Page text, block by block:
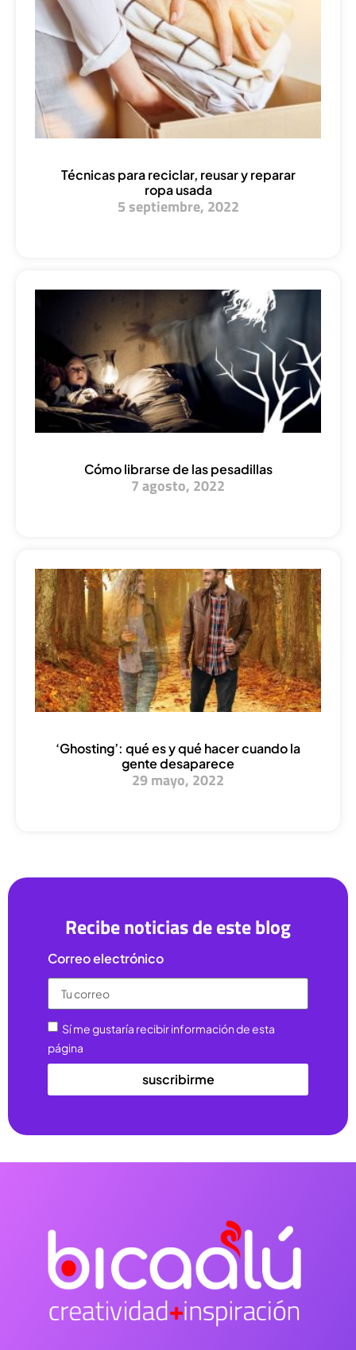
Técnicas para reciclar, reusar y reparar
ropa usada
5 septiembre, 2022
Cómo librarse de las pesadillas
7 agosto, 2022
‘Ghosting’: qué es y qué hacer cuando la
gente desaparece
29 mayo, 2022
Recibe noticias de este blog
Correo electrónico
Sí me gustaría recibir información de esta
página
suscribirme